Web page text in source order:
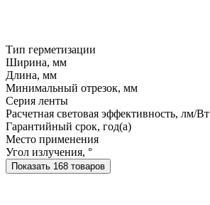
Тип герметизации
Ширина, мм
Длина, мм
Минимальный отрезок, мм
Серия ленты
Расчетная световая эффективность, лм/Вт
Гарантийный срок, год(а)
Место применения
Угол излучения, °
Показать 168 товаров